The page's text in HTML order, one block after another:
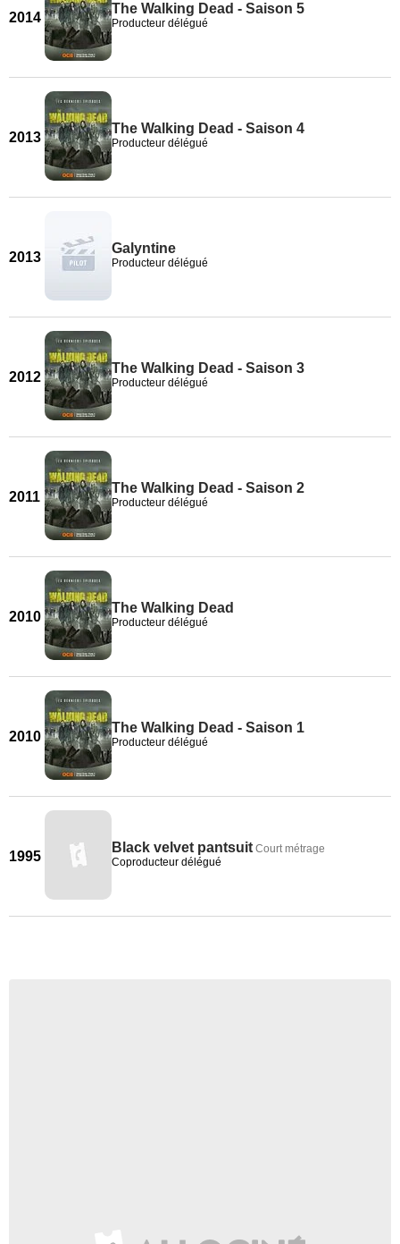
2014
The Walking Dead - Saison 5
Producteur délégué
2013
The Walking Dead - Saison 4
Producteur délégué
2013
Galyntine
Producteur délégué
2012
The Walking Dead - Saison 3
Producteur délégué
2011
The Walking Dead - Saison 2
Producteur délégué
2010
The Walking Dead
Producteur délégué
2010
The Walking Dead - Saison 1
Producteur délégué
1995
Black velvet pantsuit Court métrage
Coproducteur délégué